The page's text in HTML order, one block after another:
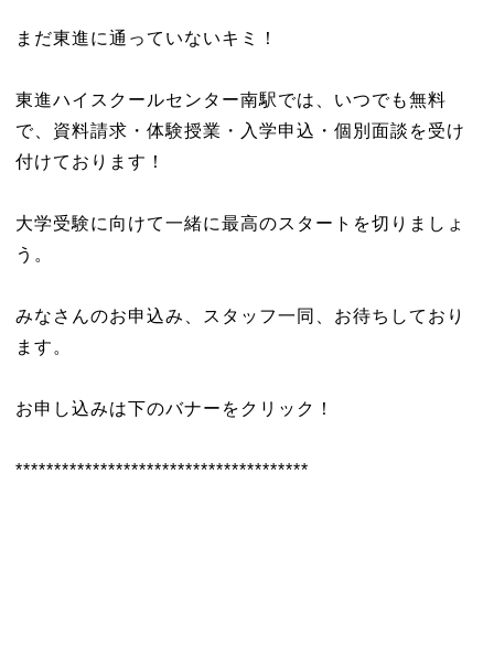
まだ東進に通っていないキミ！
東進ハイスクールセンター南駅では、いつでも無料
で、資料請求・体験授業・入学申込・個別面談を受け
付けております！
大学受験に向けて一緒に最高のスタートを切りましょ
う。
みなさんのお申込み、スタッフ一同、お待ちしており
ます。
お申し込みは下のバナーをクリック！
**************************************